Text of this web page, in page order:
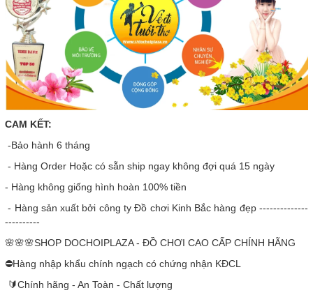
CAM KẾT:
-Bảo hành 6 tháng
- Hàng Order Hoặc có sẵn ship ngay không đợi quá 15 ngày
- Hàng không giống hình hoàn 100% tiền
- Hàng sản xuất bởi công ty Đồ chơi Kinh Bắc hàng đẹp --------------
----------
🌸🌸🌸SHOP DOCHOIPLAZA - ĐỒ CHƠI CAO CẤP CHÍNH HÃNG
⛔Hàng nhập khẩu chính ngạch có chứng nhận KĐCL
🔰Chính hãng - An Toàn - Chất lượng